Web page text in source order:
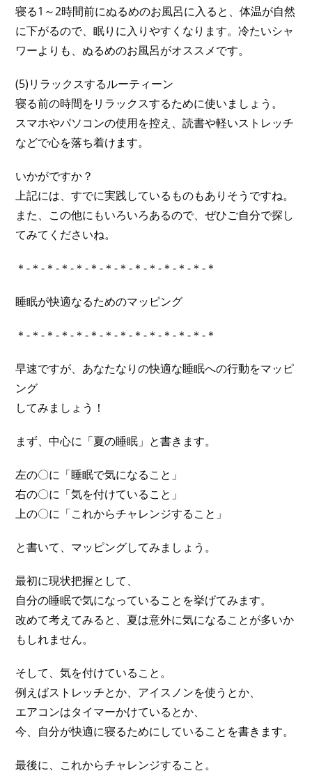
寝る1～2時間前にぬるめのお風呂に入ると、体温が自然
に下がるので、眠りに入りやすくなります。冷たいシャ
ワーよりも、ぬるめのお風呂がオススメです。
(5)リラックスするルーティーン
寝る前の時間をリラックスするために使いましょう。
スマホやパソコンの使用を控え、読書や軽いストレッチ
などで心を落ち着けます。
いかがですか？
上記には、すでに実践しているものもありそうですね。
また、この他にもいろいろあるので、ぜひご自分で探し
てみてくださいね。
＊-＊-＊-＊-＊-＊-＊-＊-＊-＊-＊-＊-＊-＊
睡眠が快適なるためのマッピング
＊-＊-＊-＊-＊-＊-＊-＊-＊-＊-＊-＊-＊-＊
早速ですが、あなたなりの快適な睡眠への行動をマッピ
ング
してみましょう！
まず、中心に「夏の睡眠」と書きます。
左の〇に「睡眠で気になること」
右の〇に「気を付けていること」
上の〇に「これからチャレンジすること」
と書いて、マッピングしてみましょう。
最初に現状把握として、
自分の睡眠で気になっていることを挙げてみます。
改めて考えてみると、夏は意外に気になることが多いか
もしれません。
そして、気を付けていること。
例えばストレッチとか、アイスノンを使うとか、
エアコンはタイマーかけているとか、
今、自分が快適に寝るためにしていることを書きます。
最後に、これからチャレンジすること。